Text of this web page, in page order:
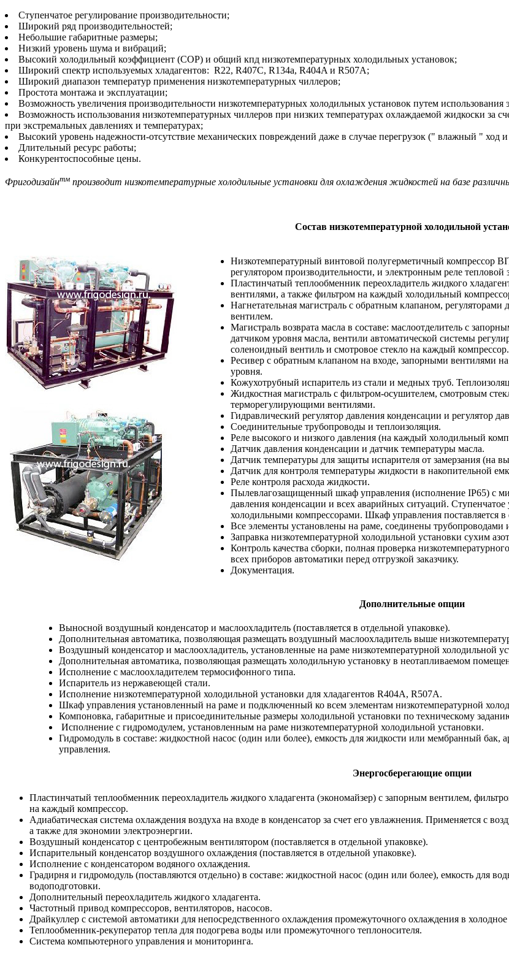
Ступенчатое регулирование производительности;
Широкий ряд производительностей;
Небольшие габаритные размеры;
Низкий уровень шума и вибраций;
Высокий холодильный коэффициент (СОР) и общий кпд низкотемпературных холодильных установок;
Широкий спектр используемых хладагентов: R22, R407C, R134a, R404A и R507A;
Широкий диапазон температур применения низкотемпературных чиллеров;
Простота монтажа и эксплуатации;
Возможность увеличения производительности низкотемпературных холодильных установок путем использования
Возможность использования низкотемпературных чиллеров при низких температурах охлаждаемой жидкоски за
при экстремальных давлениях и температурах;
Высокий уровень надежности-отсутствие механических повреждений даже в случае перегрузок (" влажный " ход и
Длительный ресурс работы;
Конкурентоспособные цены.
Фригодизайнтм производит низкотемпературные холодильные установки для охлаждения жидкостей на базе
Состав низкотемпературной холодильной
Низкотемпературный винтовой полугерметичный компрессор
регулятором производительности, и электронным реле тепловой
Пластинчатый теплообменник переохладитель жидкого
вентилями, а также фильтром на каждый холодильный
Нагнетательная магистраль с обратным клапаном,
вентилем.
Магистраль возврата масла в составе: маслоотделитель с
датчиком уровня масла, вентили автоматической системы
соленоидный вентиль и смотровое стекло на каждый компрессор.
Ресивер с обратным клапаном на входе, запорными вентилями
уровня.
Кожухотрубный испаритель из стали и медных труб.
Жидкостная магистраль с фильтром-осушителем, смотровым
терморегулирующими вентилями.
Гидравлический регулятор давления конденсации и регулятор
Соединительные трубопроводы и теплоизоляция.
Реле высокого и низкого давления (на каждый холодильный
Датчик давления конденсации и датчик температуры масла.
Датчик температуры для защиты испарителя от замерзания (на
Датчик для контроля температуры жидкости в накопительной
Реле контроля расхода жидкости.
Пылевлагозащищенный шкаф управления (исполнение IP65) с
давления конденсации и всех аварийных ситуаций.
холодильными компрессорами. Шкаф управления поставляется в
Все элементы установлены на раме, соединены
Заправка низкотемпературной холодильной установки сухим
Контроль качества сборки, полная проверка
всех приборов автоматики перед отгрузкой заказчику.
Документация.
Дополнительные опции
Выносной воздушный конденсатор и маслоохладитель (поставляется в отдельной упаковке).
Дополнительная автоматика, позволяющая размещать воздушный маслоохладитель выше
Воздушный конденсатор и маслоохладитель, установленные на раме низкотемпературной холодильной
Дополнительная автоматика, позволяющая размещать холодильную установку в неотапливаемом
Исполнение с маслоохладителем термосифонного типа.
Испаритель из нержавеющей стали.
Исполнение низкотемпературной холодильной установки для хладагентов R404A, R507A.
Шкаф управления установленный на раме и подключенный ко всем элементам низкотемпературной
Компоновка, габаритные и присоединительные размеры холодильной установки по техническому
Исполнение с гидромодулем, установленным на раме низкотемпературной холодильной установки.
Гидромодуль в составе: жидкостной насос (один или более), емкость для жидкости или мембранный бак,
управления.
Энергосберегающие опции
Пластинчатый теплообменник переохладитель жидкого хладагента (экономайзер) с запорным вентилем,
на каждый компрессор.
Адиабатическая система охлаждения воздуха на входе в конденсатор за счет его увлажнения. Применяется с
а также для экономии электроэнергии.
Воздушный конденсатор с центробежным вентилятором (поставляется в отдельной упаковке).
Испарительный конденсатор воздушного охлаждения (поставляется в отдельной упаковке).
Исполнение с конденсатором водяного охлаждения.
Градирня и гидромодуль (поставляются отдельно) в составе: жидкостной насос (один или более), емкость для
водоподготовки.
Дополнительный переохладитель жидкого хладагента.
Частотный привод компрессоров, вентиляторов, насосов.
Драйкуллер с системой автоматики для непосредственного охлаждения промежуточного охлаждения в
Теплообменник-рекуператор тепла для подогрева воды или промежуточного теплоносителя.
Система компьютерного управления и мониторинга.